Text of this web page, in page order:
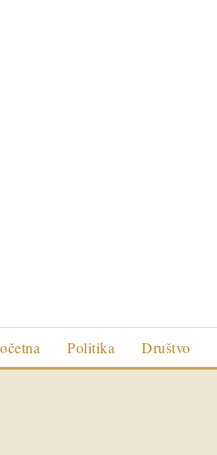
Politika Društvo